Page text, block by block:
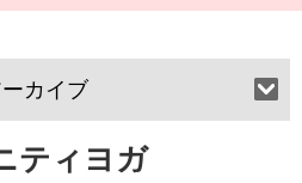
ティヨガ
カイブ